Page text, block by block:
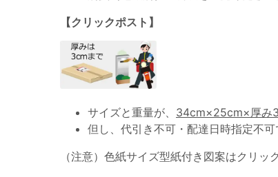
【クリックポスト】
サイズと重量が、 34cm×25cm×厚み
但し、代引き不可・配達日時指定不
（注意）色紙サイズ型紙付き図案はクリ